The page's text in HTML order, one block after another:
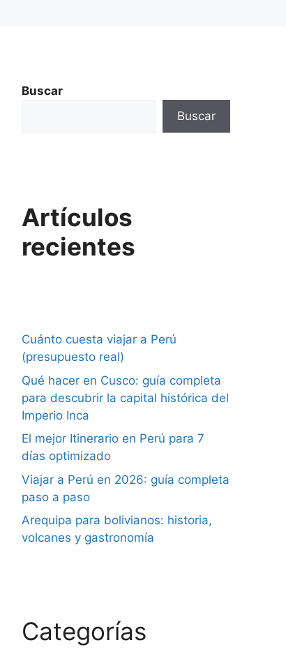
Buscar
Buscar
Artículos
recientes
Cuánto cuesta viajar a Perú
(presupuesto real)
Qué hacer en Cusco: guía completa
para descubrir la capital histórica del
Imperio Inca
El mejor Itinerario en Perú para 7
días optimizado
Viajar a Perú en 2026: guía completa
paso a paso
Arequipa para bolivianos: historia,
volcanes y gastronomía
Categorías